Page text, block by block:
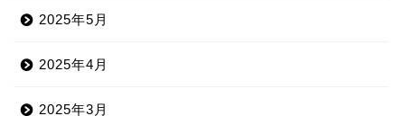
2025年5月
2025年4月
2025年3月